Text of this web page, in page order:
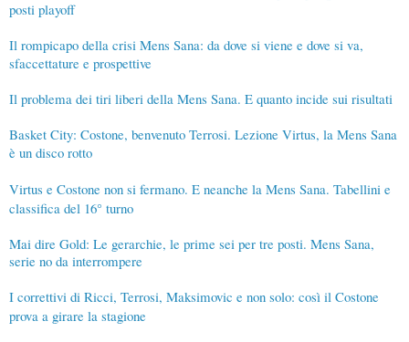
posti playoff
Il rompicapo della crisi Mens Sana: da dove si viene e dove si va,
sfaccettature e prospettive
Il problema dei tiri liberi della Mens Sana. E quanto incide sui risultati
Basket City: Costone, benvenuto Terrosi. Lezione Virtus, la Mens Sana
è un disco rotto
Virtus e Costone non si fermano. E neanche la Mens Sana. Tabellini e
classifica del 16° turno
Mai dire Gold: Le gerarchie, le prime sei per tre posti. Mens Sana,
serie no da interrompere
I correttivi di Ricci, Terrosi, Maksimovic e non solo: così il Costone
prova a girare la stagione